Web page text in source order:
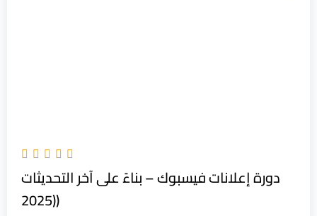
دورة إعلانات فيسبوك – بناءً على آخر التحديثات
(2025)